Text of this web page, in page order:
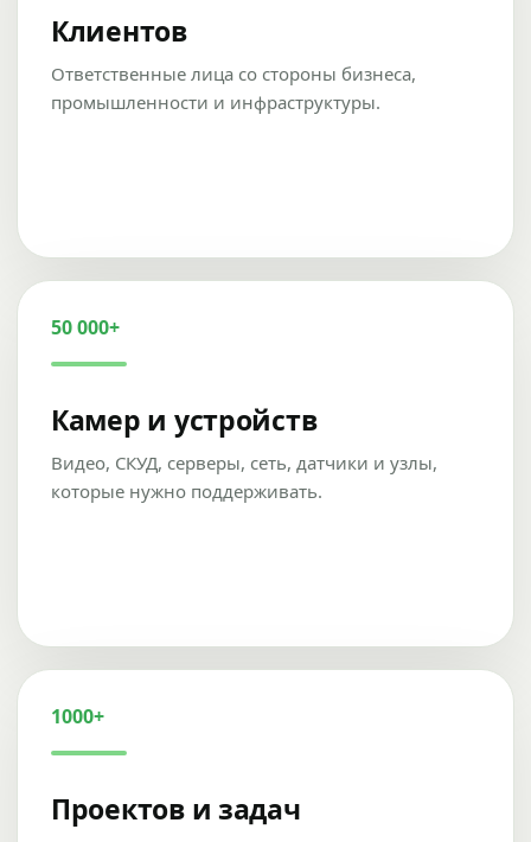
Клиентов
Ответственные лица со стороны бизнеса,
промышленности и инфраструктуры.
50 000+
Камер и устройств
Видео, СКУД, серверы, сеть, датчики и узлы,
которые нужно поддерживать.
1000+
Проектов и задач